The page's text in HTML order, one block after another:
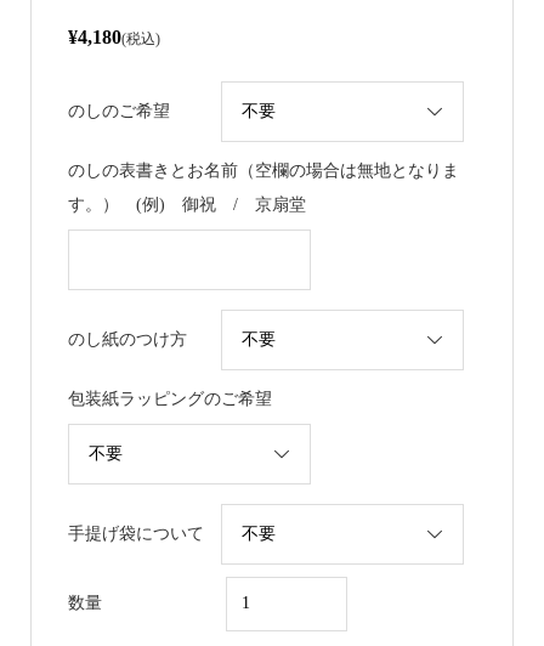
¥4,180(税込)
のしのご希望
のしの表書きとお名前（空欄の場合は無地となりま
す。） (例) 御祝 / 京扇堂
のし紙のつけ方
包装紙ラッピングのご希望
手提げ袋について
数量